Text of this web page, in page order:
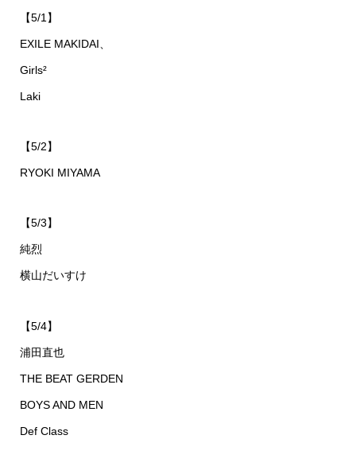
【5/1】
EXILE MAKIDAI、
Girls²
Laki
【5/2】
RYOKI MIYAMA
【5/3】
純烈
横山だいすけ
【5/4】
浦田直也
THE BEAT GERDEN
BOYS AND MEN
Def Class